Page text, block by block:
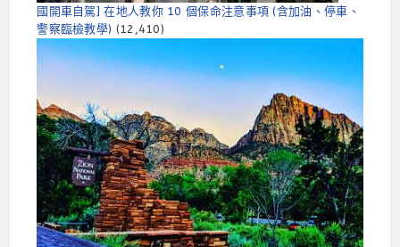
國開車自駕] 在地人教你 10 個保命注意事項 (含加油、停車、
警察臨檢教學) (12,410)